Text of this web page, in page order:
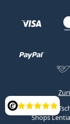
Bewertung
Lentiamo s.r.o.,
Shops